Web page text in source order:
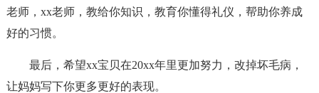
老师，xx老师，教给你知识，教育你懂得礼仪，帮助你养成
好的习惯。
最后，希望xx宝贝在20xx年里更加努力，改掉坏毛病，
让妈妈写下你更多更好的表现。